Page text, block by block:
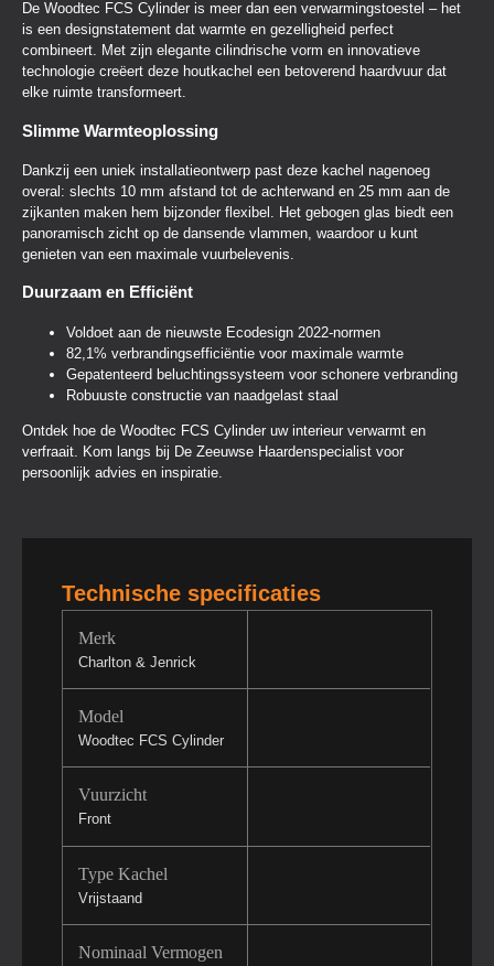
De Woodtec FCS Cylinder is meer dan een verwarmingstoestel – het
is een designstatement dat warmte en gezelligheid perfect
combineert. Met zijn elegante cilindrische vorm en innovatieve
technologie creëert deze houtkachel een betoverend haardvuur dat
elke ruimte transformeert.
Slimme Warmteoplossing
Dankzij een uniek installatieontwerp past deze kachel nagenoeg
overal: slechts 10 mm afstand tot de achterwand en 25 mm aan de
zijkanten maken hem bijzonder flexibel. Het gebogen glas biedt een
panoramisch zicht op de dansende vlammen, waardoor u kunt
genieten van een maximale vuurbelevenis.
Duurzaam en Efficiënt
Voldoet aan de nieuwste Ecodesign 2022-normen
82,1% verbrandingsefficiëntie voor maximale warmte
Gepatenteerd beluchtingssysteem voor schonere verbranding
Robuuste constructie van naadgelast staal
Ontdek hoe de Woodtec FCS Cylinder uw interieur verwarmt en
verfraait. Kom langs bij De Zeeuwse Haardenspecialist voor
persoonlijk advies en inspiratie.
Technische specificaties
Merk
Charlton & Jenrick
Model
Woodtec FCS Cylinder
Vuurzicht
Front
Type Kachel
Vrijstaand
Nominaal Vermogen